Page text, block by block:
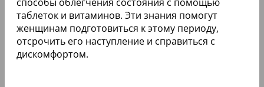
таблеток и витаминов. Эти знания помогут
женщинам подготовиться к этому периоду,
отсрочить его наступление и справиться с
дискомфортом.